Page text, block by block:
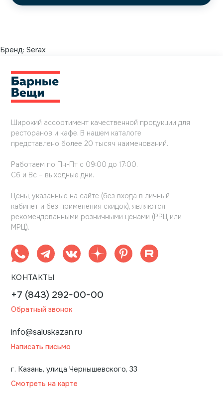
Бренд: Serax
Широкий ассортимент качественной продукции для
ресторанов и кафе. В нашем каталоге
представлено более 20 тысяч наименований.
Работаем по Пн-Пт с 09:00 до 17:00.
Сб и Вс – выходные дни.
Цены, указанные на сайте (без входа в личный
кабинет и без применения скидок), являются
рекомендованными розничными ценами (РРЦ или
МРЦ).
КОНТАКТЫ
+7 (843) 292-00-00
Обратный звонок
info@saluskazan.ru
Написать письмо
г. Казань, улица Чернышевского, 33
Смотреть на карте